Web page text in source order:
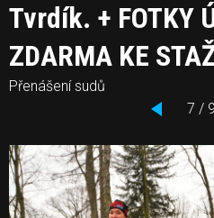
Tvrdík. + FOTKY
ZDARMA KE
Přenášení sudů
7 / 9